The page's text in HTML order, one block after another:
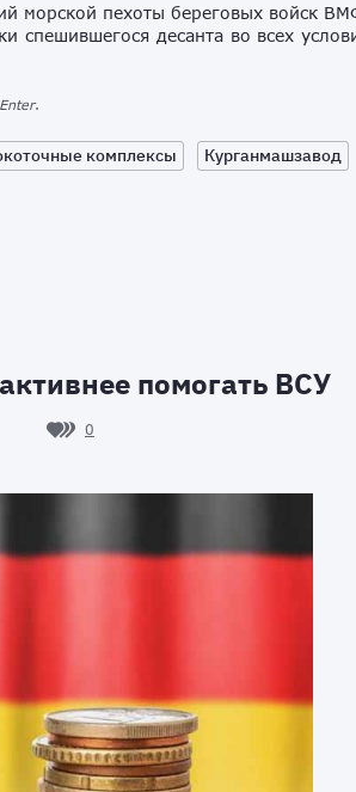
морской пехоты береговых войск
спешившегося десанта во всех
.
комплексы
Курганмашзавод
помогать ВСУ
0